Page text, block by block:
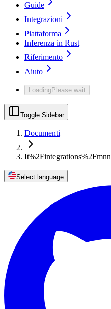
Guide
Integrazioni
Piattaforma
Inferenza in Rust
Riferimento
Aiuto
LoadingPlease wait
Toggle Sidebar
Documenti
It%2Fintegrations%2Fmnn
Select language